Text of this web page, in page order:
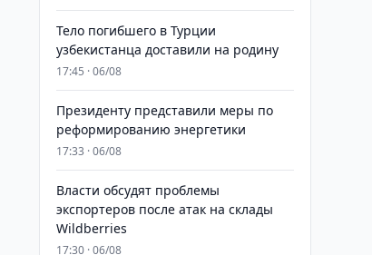
Тело погибшего в Турции
узбекистанца доставили на родину
17:45 · 06/08
Президенту представили меры по
реформированию энергетики
17:33 · 06/08
Власти обсудят проблемы
экспортеров после атак на склады
Wildberries
17:30 · 06/08